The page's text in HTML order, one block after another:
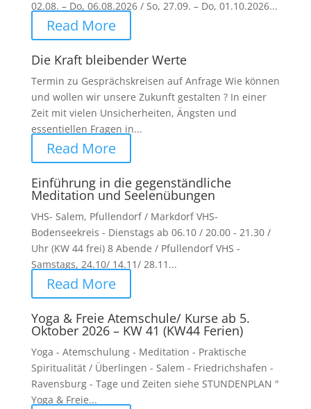
02.08. – Do, 06.08.2026 / So, 27.09. – Do, 01.10.2026...
Read More
Die Kraft bleibender Werte
Termin zu Gesprächskreisen auf Anfrage Wie können
und wollen wir unsere Zukunft gestalten ? In einer
Zeit mit vielen Unsicherheiten, Ängsten und
essentiellen Fragen in...
Read More
Einführung in die gegenständliche
Meditation und Seelenübungen
VHS- Salem, Pfullendorf / Markdorf VHS-
Bodenseekreis - Dienstags ab 06.10 / 20.00 - 21.30 /
Uhr (KW 44 frei) 8 Abende / Pfullendorf VHS -
Samstags, 24.10/ 14.11/ 28.11...
Read More
Yoga & Freie Atemschule/ Kurse ab 5.
Oktober 2026 – KW 41 (KW44 Ferien)
Yoga - Atemschulung - Meditation - Praktische
Spiritualität / Überlingen - Salem - Friedrichshafen -
Ravensburg - Tage und Zeiten siehe STUNDENPLAN "
Yoga & Freie...